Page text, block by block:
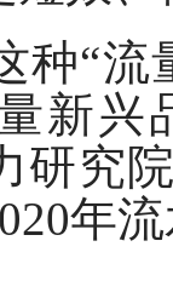
种“流
新兴
研究
年